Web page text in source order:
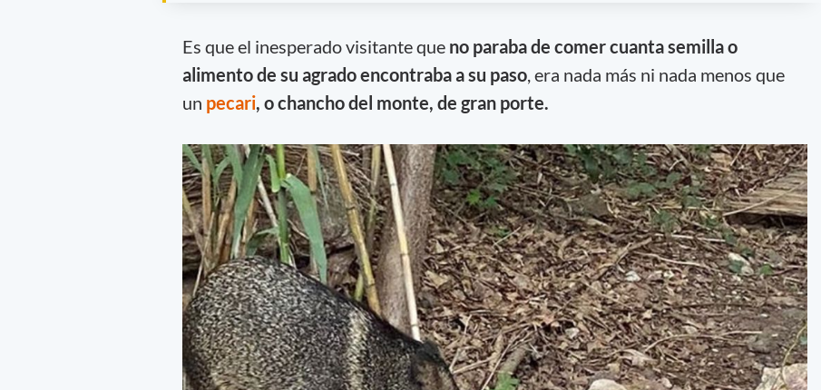
Es que el inesperado visitante que no paraba de comer cuanta semilla o
alimento de su agrado encontraba a su paso, era nada más ni nada menos que
un pecari, o chancho del monte, de gran porte.